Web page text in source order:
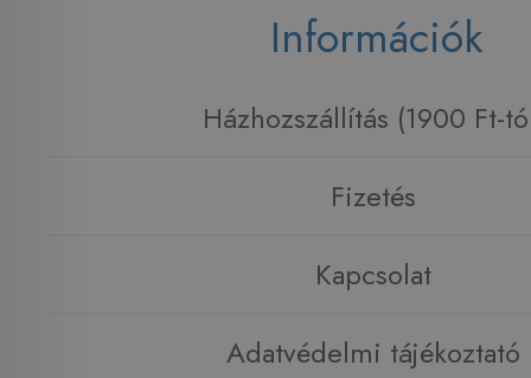
Információk
Házhozszállítás (1900 Ft-
Fizetés
Kapcsolat
Adatvédelmi tájékoztató